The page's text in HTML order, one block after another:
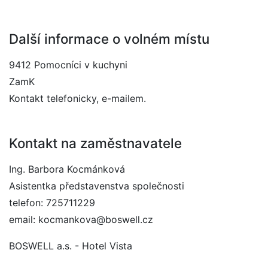
Další informace o volném místu
9412 Pomocníci v kuchyni
ZamK
Kontakt telefonicky, e-mailem.
Kontakt na zaměstnavatele
Ing. Barbora Kocmánková
Asistentka představenstva společnosti
telefon: 725711229
email: kocmankova@boswell.cz
BOSWELL a.s. - Hotel Vista